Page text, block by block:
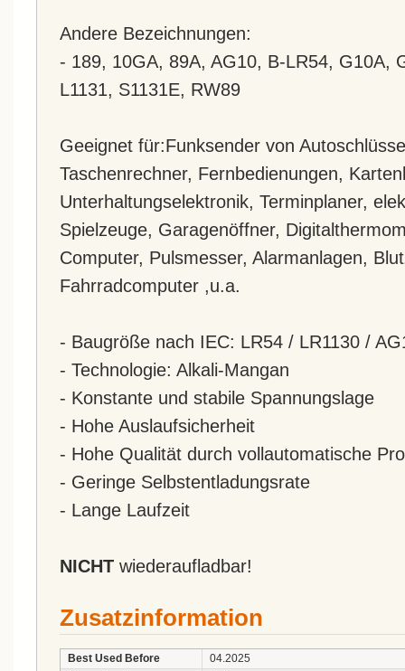
Andere Bezeichnungen:
- 189, 10GA, 89A, AG10, B-LR54, G10A,
L1131, S1131E, RW89
Geeignet für:Funksender von
Taschenrechner, Fernbedienungen,
Unterhaltungselektronik, Terminplaner,
Spielzeuge, Garagenöffner,
Computer, Pulsmesser, Alarmanlagen,
Fahrradcomputer ,u.a.
- Baugröße nach IEC: LR54 / LR1130 /
- Technologie: Alkali-Mangan
- Konstante und stabile Spannungslage
- Hohe Auslaufsicherheit
- Hohe Qualität durch vollautomatische
- Geringe Selbstentladungsrate
- Lange Laufzeit
NICHT wiederaufladbar!
Zusatzinformation
Best Used Before
04.2025